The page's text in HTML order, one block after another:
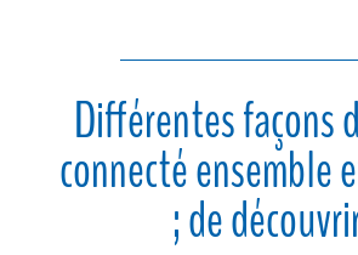
Différentes façons
connecté ensemble
; de